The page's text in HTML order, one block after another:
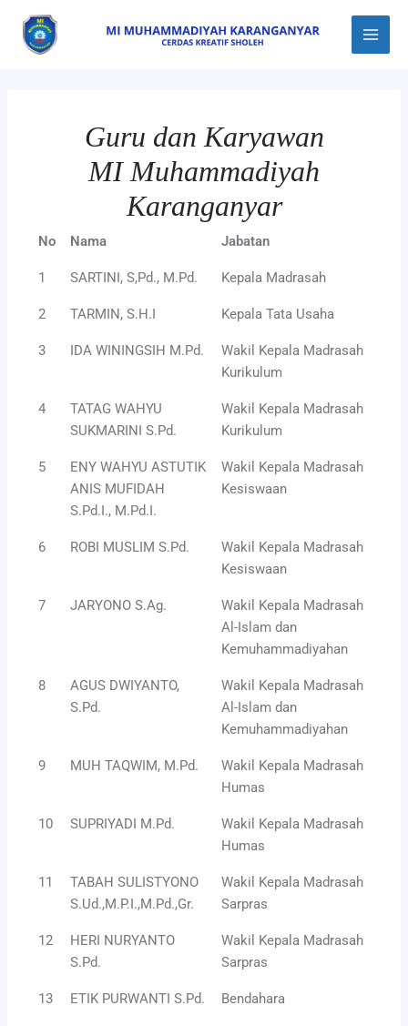
content
Main
Menu
Guru dan Karyawan
MI Muhammadiyah
Karanganyar
No Nama Jabatan
1 SARTINI, S,Pd., M.Pd. Kepala Madrasah
2 TARMIN, S.H.I Kepala Tata Usaha
3 IDA WININGSIH M.Pd.
Wakil Kepala Madrasah
Kurikulum
4
TATAG WAHYU
SUKMARINI S.Pd.
Wakil Kepala Madrasah
Kurikulum
5
ENY WAHYU ASTUTIK
ANIS MUFIDAH
S.Pd.I., M.Pd.I.
Wakil Kepala Madrasah
Kesiswaan
6 ROBI MUSLIM S.Pd.
Wakil Kepala Madrasah
Kesiswaan
7 JARYONO S.Ag.
Wakil Kepala Madrasah
Al-Islam dan
Kemuhammadiyahan
8
AGUS DWIYANTO,
S.Pd.
Wakil Kepala Madrasah
Al-Islam dan
Kemuhammadiyahan
9 MUH TAQWIM, M.Pd.
Wakil Kepala Madrasah
Humas
10 SUPRIYADI M.Pd.
Wakil Kepala Madrasah
Humas
11
TABAH SULISTYONO
S.Ud.,M.P.I.,M.Pd.,Gr.
Wakil Kepala Madrasah
Sarpras
12
HERI NURYANTO
S.Pd.
Wakil Kepala Madrasah
Sarpras
13 ETIK PURWANTI S.Pd. Bendahara